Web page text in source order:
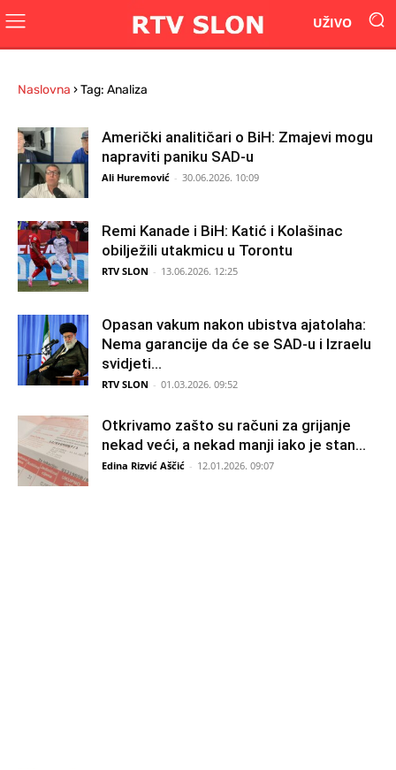
UŽIVO
Naslovna ›Tag: Analiza
Američki analitičari o BiH: Zmajevi mogu
napraviti paniku SAD-u
Ali Huremović - 30.06.2026. 10:09
Remi Kanade i BiH: Katić i Kolašinac
obilježili utakmicu u Torontu
RTV SLON - 13.06.2026. 12:25
Opasan vakum nakon ubistva ajatolaha:
Nema garancije da će se SAD-u i Izraelu
svidjeti...
RTV SLON - 01.03.2026. 09:52
Otkrivamo zašto su računi za grijanje
nekad veći, a nekad manji iako je stan...
Edina Rizvić Aščić - 12.01.2026. 09:07